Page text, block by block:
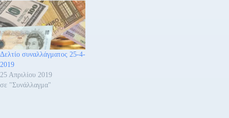
Δελτίο συναλλάγματος 25-4-
2019
25 Απριλίου 2019
σε "Συνάλλαγμα"